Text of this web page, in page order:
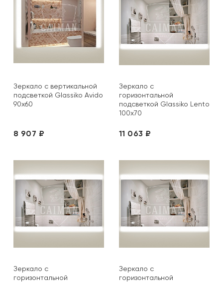
Зеркало с вертикальной
подсветкой Glassiko Avido
90х60
8 907 ₽
Зеркало с
горизонтальной
подсветкой Glassiko Lento
100х70
11 063 ₽
Зеркало с
горизонтальной
Зеркало с
горизонтальной